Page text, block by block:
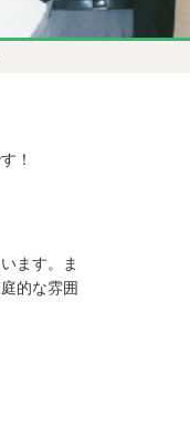
！
ます。ま
的な雰囲